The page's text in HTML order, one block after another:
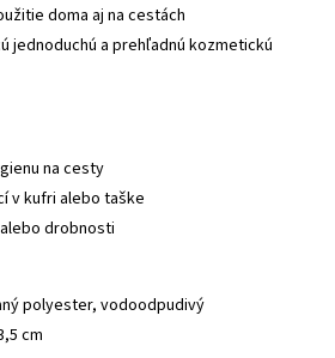
doma aj na cestách
jednoduchú a prehľadnú kozmetickú
na cesty
v kufri alebo taške
drobnosti
polyester, vodoodpudivý
cm